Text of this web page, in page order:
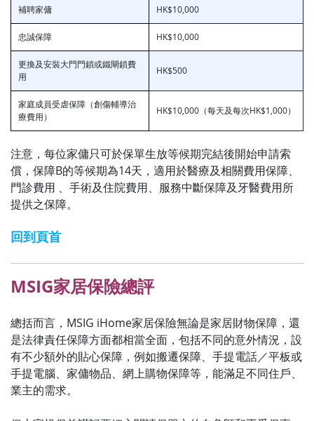
補聘家傭 HK$10,000
忠誠保障 HK$10,000
更換及安裝大門門鎖或鐵閘鎖費
用
HK$500
家庭成員受虐保障（創傷輔導治
療費用）
HK$10,000（每天及每次HK$1,000）
注意，每位家傭只可於保單生放等候期完結後開始申請索
償，保障B的等候期為14天，適用於醫療及相關費用保障、
門診費用 、手術及住院費用、服務中斷保障及牙醫費用所
提供之保障。
回到頁首
MSIG家居保險總評
總括而言，MSIG iHome家居保險無論是家居財物保障，還
是法律責任保障方面都相當全面，包括不同的意外情況，設
有不少額外的貼心保障，例如搬遷保障、手提電話／平板或
手提電腦、家傭物品、網上購物保障等，能滿足不同住戶、
業主的需求。